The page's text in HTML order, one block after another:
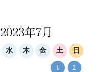
2023年7月
水 木 金 土 日
1 2